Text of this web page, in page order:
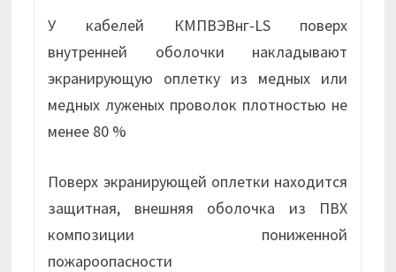
У кабелей КМПВЭВнг-LS поверх
внутренней оболочки накладывают
экранирующую оплетку из медных или
медных луженых проволок плотностью не
менее 80 %
Поверх экранирующей оплетки находится
защитная, внешняя оболочка из ПВХ
композиции пониженной
пожароопасности